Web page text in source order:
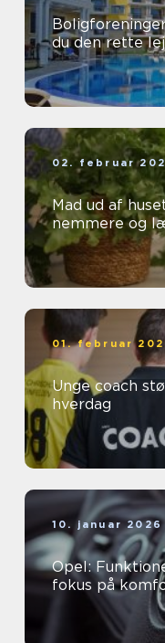
Boligforeninger
du den rette
02. februar
Mad ud af
nemmere og
01. februar
Unge coach støtte til unge i en presset
hverdag
10. januar 2026
Opel:
fokus på